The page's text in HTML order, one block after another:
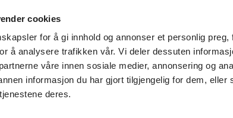
cookies
for å gi innhold og annonser et personlig
å analysere trafikken vår. Vi deler dessuten
våre innen sosiale medier, annonsering og
informasjon du har gjort tilgjengelig for dem, eller
deres.